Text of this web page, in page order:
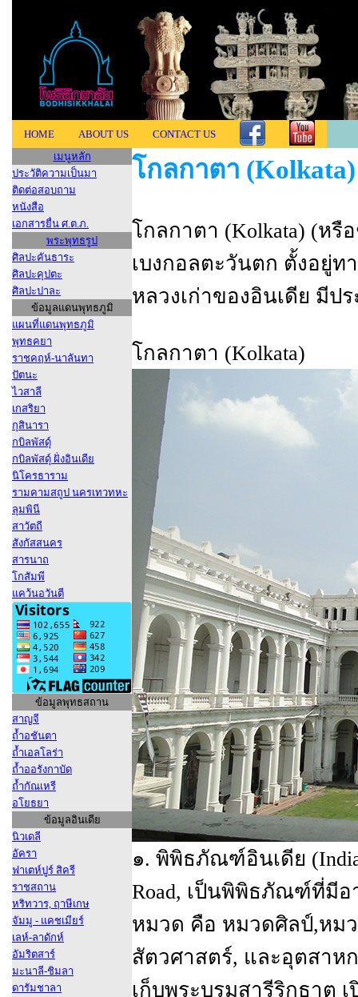
HOME ABOUT US
CONTACT US
เมนูหลัก
ประวัติความเป็นมา
ติดต่อสอบถาม
หนังสือ
เอกสารยื่น ศ.ต.ภ.
พระพุทธรูป
ศิลปะคันธาระ
ศิลปะคุปตะ
ศิลปะปาละ
ข้อมูลแดนพุทธภูมิ
แผนที่แดนพุทธภูมิ
พุทธคยา
ราชคฤห์-นาลันทา
ปัตนะ
ไวสาลี
เกสริยา
กุสินารา
กบิลพัสดุ์
กบิลพัสดุ์ ฝั่งอินเดีย
นิโครธาราม
รามคามสถูป นครเทวทหะ
ลุมพินี
สาวัตถี
สังกัสสนคร
สารนาถ
โกสัมพี
แคว้นอวันตี
ข้อมูลพุทธสถาน
สาญจี
ถ้ำอชันตา
ถ้ำเอลโลร่า
ถ้ำออรังกาบัด
ถ้ำกัณเหรี
อโยธยา
ข้อมูลอินเดีย
นิวเดลี
อัครา
ฟาเตห์ปูร์ สิครี
ราชสถาน
หริทวาร, ฤาษีเกษ
จัมมู - แคชเมียร์
เลห์-ลาดักห์
อัมริตสาร์
มะนาลี-ชิมลา
ดารัมชาลา
โกลกาตา (Kolkata)
โกลกาตา (Kolkata) (หรื
เบงกอลตะวันตก ตั้งอยู่ท
หลวงเก่าของอินเดีย มี
โกลกาตา (Kolkata)
๑. พิพิธภัณฑ์อินเดีย
Road, เป็นพิพิธภัณฑ์ที่มีอ
หมวด คือ หมวดศิลป์,หม
สัตวศาสตร์, และอุตสาห
เก็บพระบรมสารีริกธาตุ